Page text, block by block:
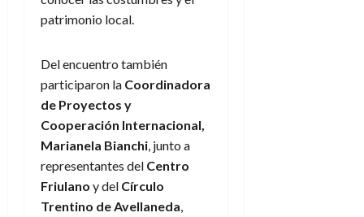
patrimonio local.
Del encuentro también
participaron la Coordinadora
de Proyectos y
Cooperación Internacional,
Marianela Bianchi, junto a
representantes del Centro
Friulano y del Círculo
Trentino de Avellaneda,